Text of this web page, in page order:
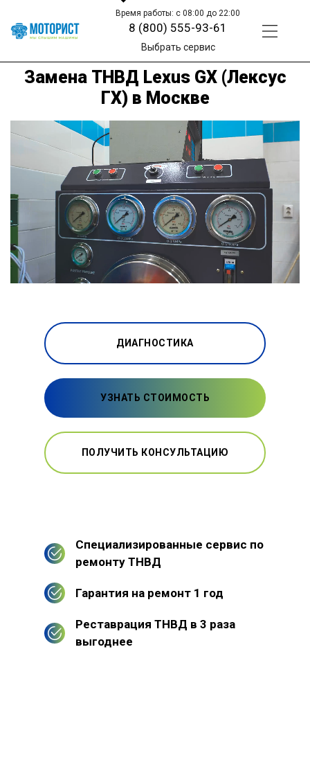
Время работы: с 08:00 до 22:00
8 (800) 555-93-61
Выбрать сервис
Замена ТНВД Lexus GX (Лексус
ГХ) в Москве
ДИАГНОСТИКА
УЗНАТЬ СТОИМОСТЬ
ПОЛУЧИТЬ КОНСУЛЬТАЦИЮ
Специализированные сервис по
ремонту ТНВД
Гарантия на ремонт 1 год
Реставрация ТНВД в 3 раза
выгоднее